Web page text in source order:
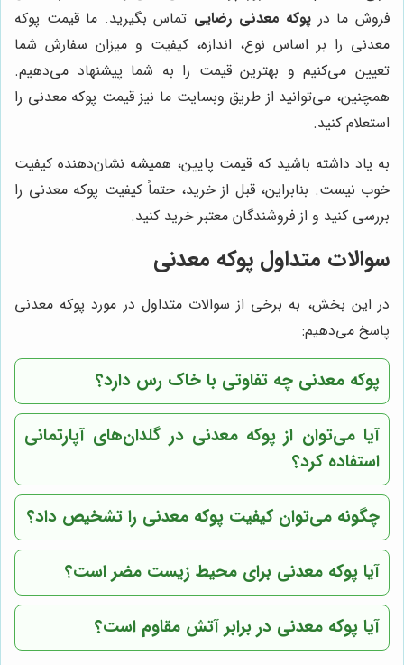
فروش ما در پوکه معدنی رضایی تماس بگیرید. ما قیمت پوکه
معدنی را بر اساس نوع، اندازه، کیفیت و میزان سفارش شما
تعیین می‌کنیم و بهترین قیمت را به شما پیشنهاد می‌دهیم.
همچنین، می‌توانید از طریق وبسایت ما نیز قیمت پوکه معدنی را
استعلام کنید.
به یاد داشته باشید که قیمت پایین، همیشه نشان‌دهنده کیفیت
خوب نیست. بنابراین، قبل از خرید، حتماً کیفیت پوکه معدنی را
بررسی کنید و از فروشندگان معتبر خرید کنید.
سوالات متداول پوکه معدنی
در این بخش، به برخی از سوالات متداول در مورد پوکه معدنی
پاسخ می‌دهیم:
پوکه معدنی چه تفاوتی با خاک رس دارد؟
آیا می‌توان از پوکه معدنی در گلدان‌های آپارتمانی
استفاده کرد؟
چگونه می‌توان کیفیت پوکه معدنی را تشخیص داد؟
آیا پوکه معدنی برای محیط زیست مضر است؟
آیا پوکه معدنی در برابر آتش مقاوم است؟